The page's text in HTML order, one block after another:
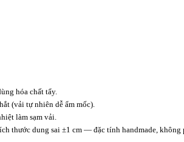
hóa chất tẩy.
(vải tự nhiên dễ ẩm mốc).
làm sạm vải.
thước dung sai ±1 cm — đặc tính handmade, không